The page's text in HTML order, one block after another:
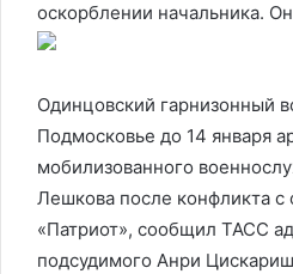
оскорблении начальника.
Одинцовский гарнизонный
Подмосковье до 14 января
мобилизованного
Лешкова после конфликта
«Патриот», сообщил ТАСС
подсудимого Анри